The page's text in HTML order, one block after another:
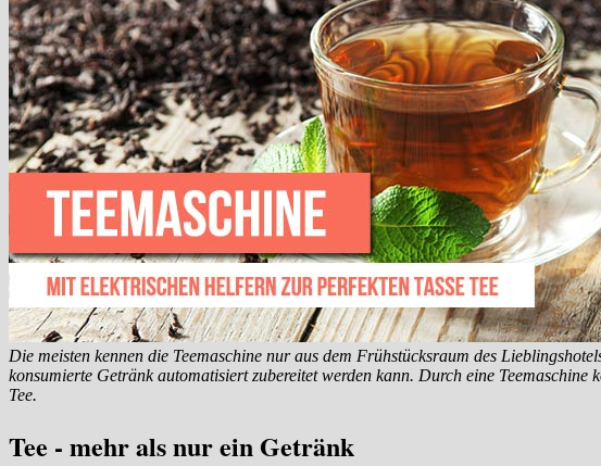
Die meisten kennen die Teemaschine nur aus dem Frühstücksraum des
konsumierte Getränk automatisiert zubereitet werden kann. Durch eine
Tee.
Tee - mehr als nur ein Getränk